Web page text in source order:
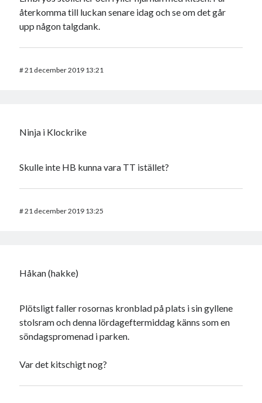
återkomma till luckan senare idag och se om det går
upp någon talgdank.
#21 december 2019 13:21
Ninja i Klockrike
Skulle inte HB kunna vara TT istället?
#21 december 2019 13:25
Håkan (hakke)
Plötsligt faller rosornas kronblad på plats i sin gyllene
stolsram och denna lördageftermiddag känns som en
söndagspromenad i parken.
Var det kitschigt nog?